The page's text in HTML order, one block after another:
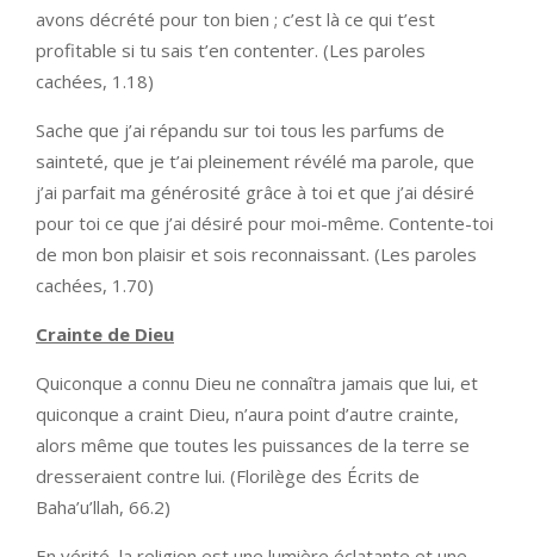
avons décrété pour ton bien ; c’est là ce qui t’est
profitable si tu sais t’en contenter. (Les paroles
cachées, 1.18)
Sache que j’ai répandu sur toi tous les parfums de
sainteté, que je t’ai pleinement révélé ma parole, que
j’ai parfait ma générosité grâce à toi et que j’ai désiré
pour toi ce que j’ai désiré pour moi-même. Contente-toi
de mon bon plaisir et sois reconnaissant. (Les paroles
cachées, 1.70)
Crainte de Dieu
Quiconque a connu Dieu ne connaîtra jamais que lui, et
quiconque a craint Dieu, n’aura point d’autre crainte,
alors même que toutes les puissances de la terre se
dresseraient contre lui. (Florilège des Écrits de
Baha’u’llah, 66.2)